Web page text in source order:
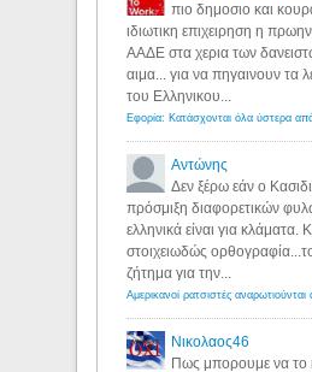
πιο δημοσιο και
ιδιωτικη επιχειρηση η
ΑΑΔΕ στα χερια των
αιμα... για να πηγαινουν τα
του Ελληνικου...
Αντώνης
Δεν ξέρω εάν ο
πρόσμιξη διαφορετικών
ελληνικά είναι για κλάματα.
στοιχειωδώς
ζήτημα για την...
Νικολαος46
Πως μπορουμε να το